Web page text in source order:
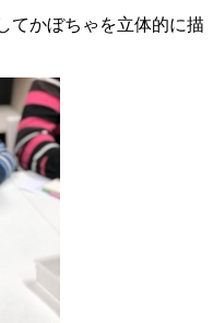
てかぼちゃを立体的に描